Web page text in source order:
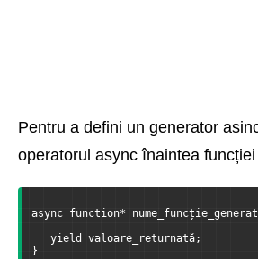
Pentru a defini un generator
operatorul async înaintea
async function*
yield valoare_returnată;
}